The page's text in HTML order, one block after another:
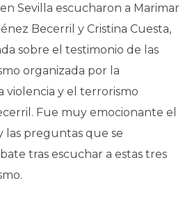
Sevilla escucharon a Marimar
Becerril y Cristina Cuesta,
sobre el testimonio de las
organizada por la
violencia y el terrorismo
Fue muy emocionante el
las preguntas que se
tras escuchar a estas tres